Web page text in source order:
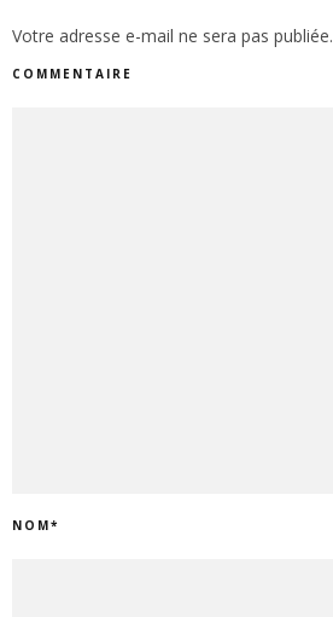
Votre adresse e-mail ne sera pas publiée.
COMMENTAIRE
NOM*